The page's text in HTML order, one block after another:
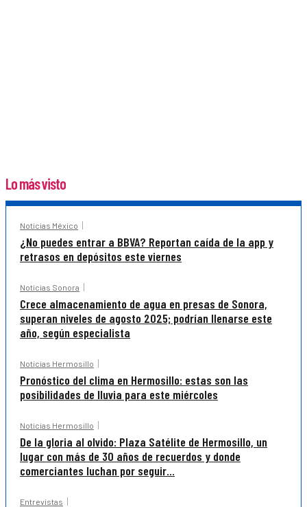
Lo más visto
Noticias México
¿No puedes entrar a BBVA? Reportan caída de la app y
retrasos en depósitos este viernes
Noticias Sonora
Crece almacenamiento de agua en presas de Sonora,
superan niveles de agosto 2025; podrían llenarse este
año, según especialista
Noticias Hermosillo
Pronóstico del clima en Hermosillo: estas son las
posibilidades de lluvia para este miércoles
Noticias Hermosillo
De la gloria al olvido: Plaza Satélite de Hermosillo, un
lugar con más de 30 años de recuerdos y donde
comerciantes luchan por seguir...
Entrevistas